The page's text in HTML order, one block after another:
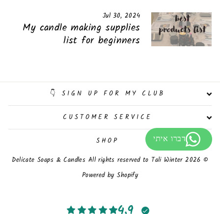
Jul 30, 2024
My candle making supplies
list for beginners
SIGN UP FOR MY CLUB 👇
CUSTOMER SERVICE
SHOP
© 2026 Delicate Soaps & Candles All rights reserved to Tali Winter
Powered by Shopify